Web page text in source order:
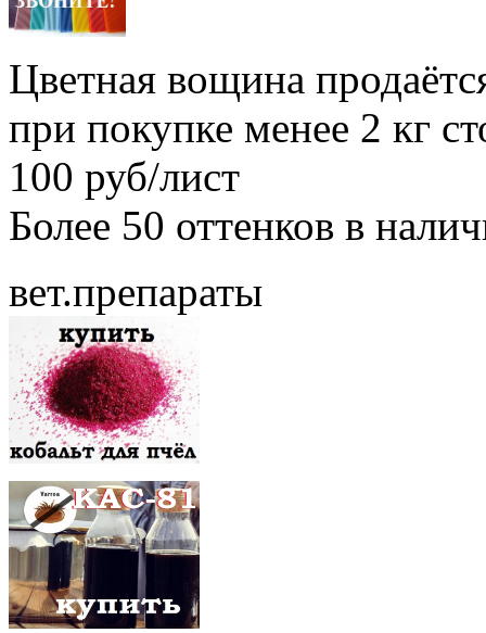
Цветная вощина
при покупке менее 2 кг
100 руб/лист
Более 50 оттенков в
вет.препараты